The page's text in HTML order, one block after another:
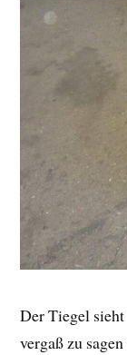
Der Tiegel
vergaß zu